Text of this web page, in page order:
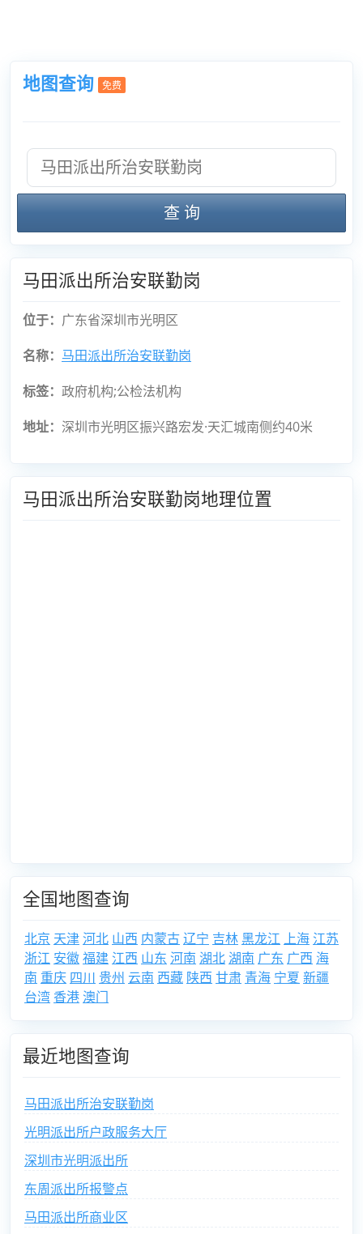
地图查询 免费
查 询
马田派出所治安联勤岗
位于： 广东省深圳市光明区
名称： 马田派出所治安联勤岗
标签： 政府机构;公检法机构
地址： 深圳市光明区振兴路宏发·天汇城南侧约40米
马田派出所治安联勤岗地理位置
全国地图查询
北京 天津河北 山西 内蒙古辽宁 吉林黑龙江 上海 江苏
浙江 安徽福建 江西 山东 河南 湖北湖南 广东 广西 海
南 重庆 四川 贵州 云南 西藏 陕西 甘肃 青海 宁夏 新疆
台湾 香港 澳门
最近地图查询
马田派出所治安联勤岗
光明派出所户政服务大厅
深圳市光明派出所
东周派出所报警点
马田派出所商业区